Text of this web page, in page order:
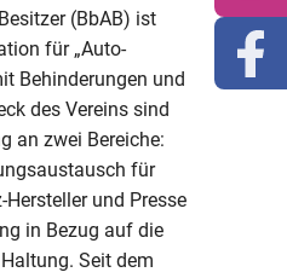
(BbAB) ist
für „Auto-
Behinderungen und
des Vereins sind
an zwei Bereiche:
für
und Presse
in Bezug auf die
Seit dem